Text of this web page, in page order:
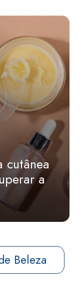
cutânea
a
Beleza